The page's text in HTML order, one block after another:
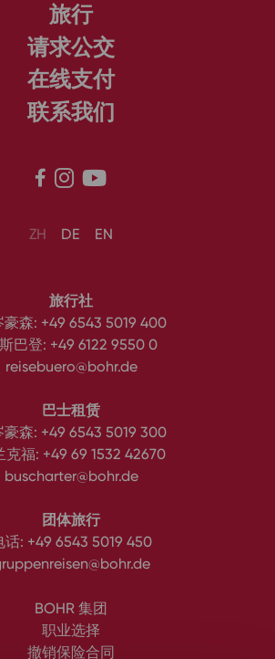
旅行
请求公交
在线支付
联系我们
  
ZH DE EN
旅行社
豪森: +49 6543 5019 400
巴登: +49 6122 9550 0
reisebuero@bohr.de
巴士租赁
豪森: +49 6543 5019 300
克福: +49 69 1532 42670
buscharter@bohr.de
团体旅行
话: +49 6543 5019 450
BOHR 集团
职业选择
撤销保险合同